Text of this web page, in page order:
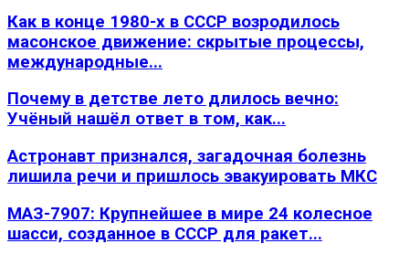
Как в конце 1980-х в СССР возродилось
масонское движение: скрытые процессы,
международные...
Почему в детстве лето длилось вечно:
Учёный нашёл ответ в том, как...
Астронавт признался, загадочная болезнь
лишила речи и пришлось эвакуировать МКС
МАЗ-7907: Крупнейшее в мире 24 колесное
шасси, созданное в СССР для ракет...